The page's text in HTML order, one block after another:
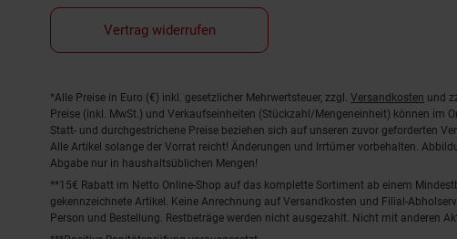
Vertrag widerrufen
Fußnoten
*Alle Preise in Euro (€) inkl. gesetzlicher Mehrwertsteuer, zzgl. Versandkosten und
Preise (inkl. MwSt.) und Verkaufseinheiten (Stückzahl/Mengeneinheit) können im
Statt- und durchgestrichene Preise beziehen sich auf unseren zuvor geforderten
Alle Artikel solange der Vorrat reicht! Änderungen und Irrtümer vorbehalten.
Abgabe nur in haushaltsüblichen Mengen!
**15€ Rabatt im Netto Online-Shop auf das komplette Sortiment ab einem
gekennzeichnete Artikel. Keine Anrechnung auf Versandkosten und Filial-
Person und Bestellung. Restbeträge werden nicht ausgezahlt. Nicht mit anderen